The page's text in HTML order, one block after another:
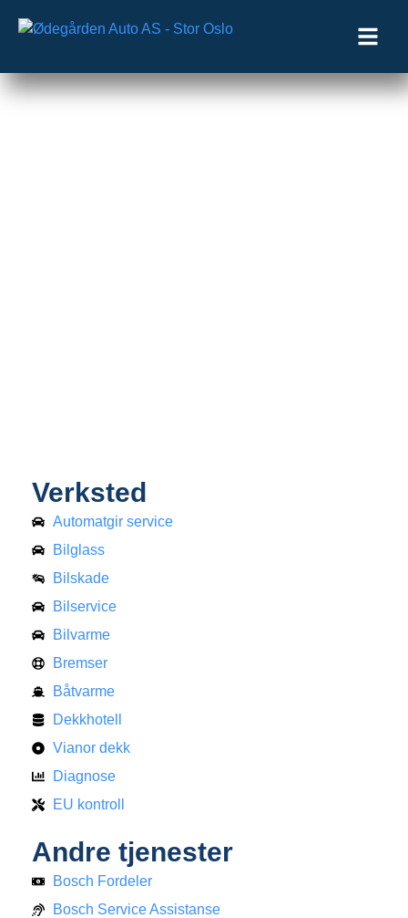
Verksted
Automatgir service
Bilglass
Bilskade
Bilservice
Bilvarme
Bremser
Båtvarme
Dekkhotell
Vianor dekk
Diagnose
EU kontroll
Andre tjenester
Bosch Fordeler
Bosch Service Assistanse